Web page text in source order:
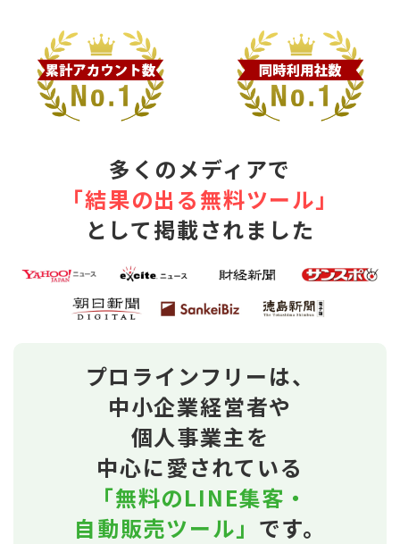
多くのメディアで
｢結果の出る無料ツール｣
として掲載されました
プロラインフリーは、
中小企業経営者や
個人事業主を
中心に愛されている
「無料のLINE集客・
自動販売ツール」 です。